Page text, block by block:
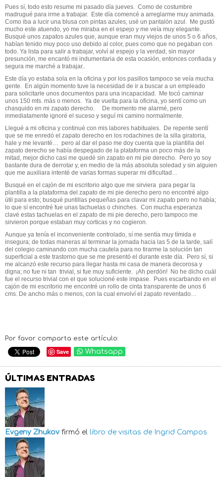
Pues sí, todo esto resume mi pasado día jueves. Como de costumbre
madrugué para irme a trabajar. Este día comencé a arreglarme muy animada.
Como iba a lucir una blusa con pintas azules, usé un pantalón azul. Me gustó
mucho este atuendo, yo me miraba en el espejo y me veía muy elegante.
Busqué unos zapatos azules que, aunque eran muy viejos de unos 5 o 6 años,
habían tenido muy poco uso debido al color, pues como que no pegaban con
todo. Ya lista para salir a trabajar, volví al espejo y la verdad, sin mayor
presunción, me encantó mi indumentaria de esta ocasión, entonces confiada y
segura me marché a trabajar..
Este día yo estaba sola en la oficina y por los pasillos tampoco se veía mucha
gente. En algún momento tuve la necesidad de ir a buscar a un empleado
para solicitarle unos documentos para una incapacidad. Me tocó caminar
unos 150 mts. más o menos. Ya de vuelta para la oficina, yo sentí como un
chasquido en mi zapato derecho.
De momento me alarmé, pero
inmediatamente ignoré el suceso y seguí mi camino normalmente.
Llegué a mi oficina y continué con mis labores habituales. De repente sentí
que se me enredó el zapato derecho en los rodachines de la silla giratoria,
hale y me levanté… pero al dar el paso me doy cuenta que la plantilla del
zapato derecho se había despegado de la plataforma un poco más de la
mitad, mejor dicho casi me quedé sin zapato en mi pie derecho. Pero yo soy
bastante dura de derrotar y, en medio de la más absoluta soledad y sin alguien
que me auxiliara intenté de varias formas superar mi dificultad…
Busqué en el cajón de mi escritorio algo que me sirviera para pegar la
plantilla a la plataforma del zapato de mi pie derecho pero no encontré algo
útil para esto; busqué puntillas pequeñas para clavar mi zapato pero no había;
lo que sí encontré fue unas tachuelas o chinches. Con mucha esperanza
clavé estas tachuelas en el zapato de mi pie derecho, pero tampoco me
sirvieron porque estaban muy corticas y no cogieron.
Aunque ya tenía el inconveniente controlado, sí me sentía muy tímida e
insegura; de todas maneras al terminar la jornada hacia las 5 de la tarde, salí
del colegio caminando con mucha cautela para no tirarme la solución tan
superficial a este trastorno que se me presentó el durante este día. Pero sí, si
me alcanzó este recurso para llegar hasta mi casa de manera decorosa y
digna; no fue ni tan trivial, si fue muy suficiente. ¡Ah perdón! No he dicho cuál
fue el recurso trivial con el que solucioné este impase. Pues escarbando en el
cajón de mi escritorio me encontré un rollo de cinta transparente de unos 6
cms. De ancho más o menos, con la cual envolví el zapato reventado…
Por favor comparta este artículo:
Save Whatsapp
ÚLTIMAS ENTRADAS
Evgeny Zhukov firmó el libro de visitas de Ingrid Campos